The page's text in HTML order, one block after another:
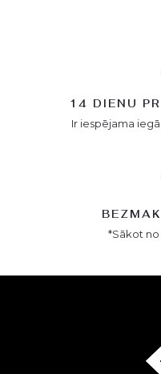
14 DIENU
Ir iespējama
*Sākot no